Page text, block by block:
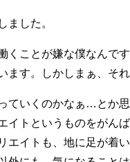
ました。
くことが嫌な僕なんで
ます。しかしまぁ、そ
ていくのかなぁ…とか思
イトというものをがん
エイトも、地に足が着